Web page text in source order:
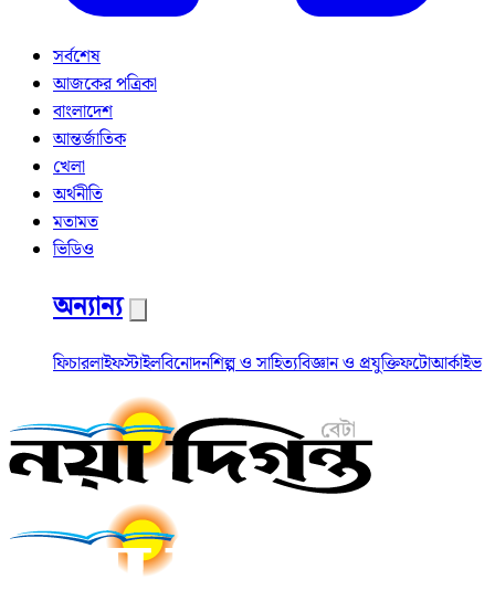
সর্বশেষ
আজকের পত্রিকা
বাংলাদেশ
আন্তর্জাতিক
খেলা
অর্থনীতি
মতামত
ভিডিও
অন্যান্য
ফিচারলাইফস্টাইলবিনোদনশিল্প ও সাহিত্যবিজ্ঞান ও প্রযুক্তিফটোআর্কাইভ